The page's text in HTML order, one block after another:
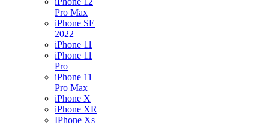
Pro Max
iPhone SE
2022
iPhone 11
iPhone 11
Pro
iPhone 11
Pro Max
iPhone X
iPhone XR
IPhone Xs